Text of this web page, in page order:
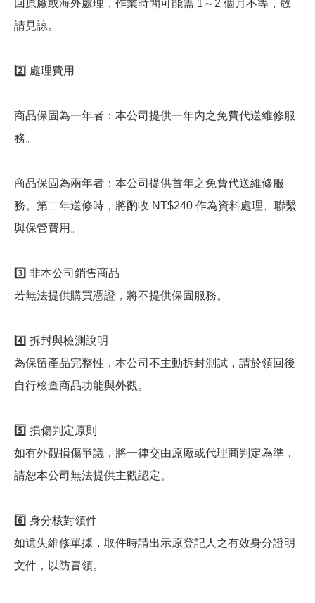
回原廠或海外處理，作業時間可能需 1～2 個月不等，敬
請見諒。
2️⃣ 處理費用
商品保固為一年者：本公司提供一年內之免費代送維修服
務。
商品保固為兩年者：本公司提供首年之免費代送維修服
務。第二年送修時，將酌收 NT$240 作為資料處理、聯繫
與保管費用。
3️⃣ 非本公司銷售商品
若無法提供購買憑證，將不提供保固服務。
4️⃣ 拆封與檢測說明
為保留產品完整性，本公司不主動拆封測試，請於領回後
自行檢查商品功能與外觀。
5️⃣ 損傷判定原則
如有外觀損傷爭議，將一律交由原廠或代理商判定為準，
請恕本公司無法提供主觀認定。
6️⃣ 身分核對領件
如遺失維修單據，取件時請出示原登記人之有效身分證明
文件，以防冒領。